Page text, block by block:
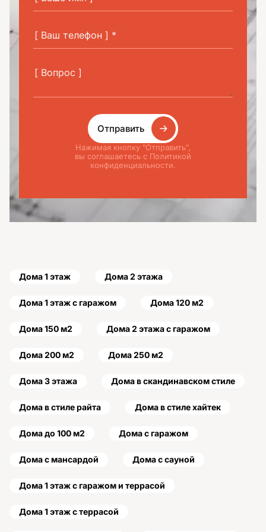
Отправить
Нажимая кнопку "Отправить",
вы соглашаетесь с Политикой
конфиденциальности.
Дома 1 этаж Дома 2 этажа
Дома 1 этаж с гаражом Дома 120 м2
Дома 150 м2 Дома 2 этажа с гаражом
Дома 200 м2 Дома 250 м2
Дома 3 этажа Дома в скандинавском стиле
Дома в стиле райта Дома в стиле хайтек
Дома до 100 м2 Дома с гаражом
Дома с мансардой Дома с сауной
Дома 1 этаж с гаражом и террасой
Дома 1 этаж с террасой